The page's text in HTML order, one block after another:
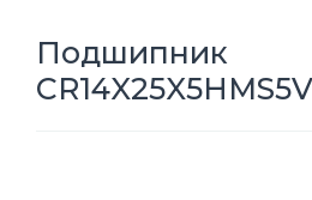
Подшипник